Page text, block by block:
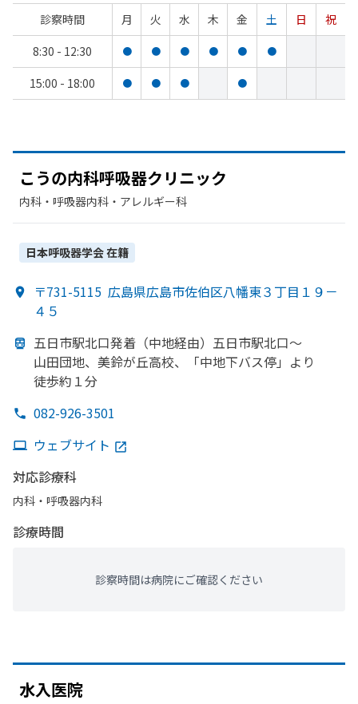
診察時間 月 火 水 木 金 土 日
祝
8:30 - 12:30
● ● ● ● ● ●
15:00 - 18:00 ● ● ● ●
こうの内科呼吸器クリニック
内科・​呼吸器内科・​アレルギー科
日本呼吸器学会在籍
〒731-5115 広島県広島市佐伯区八幡東３丁目１９－
４５
五日市駅北口発着 （中地経由） 五日市駅北口～
山田団地、 美鈴が丘高校、
「中地下バス停」より
徒歩約１分
082-926-3501
ウェブサイト
対応診療科
内科・​呼吸器内科
診療時間
診察時間は病院にご確認ください
水入医院